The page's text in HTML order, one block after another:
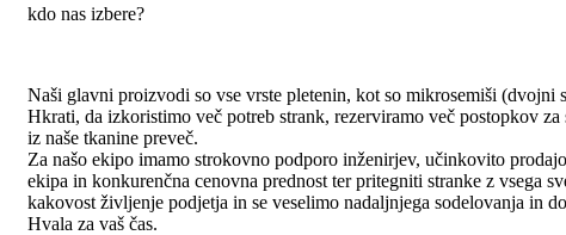
kdo nas izbere?
Naši glavni proizvodi so vse vrste pletenin, kot so mikrosemiši (dvojni
Hkrati, da izkoristimo več potreb strank, rezerviramo več postopkov
iz naše tkanine preveč.
Za našo ekipo imamo strokovno podporo inženirjev, učinkovito prodajo
ekipa in konkurenčna cenovna prednost ter pritegniti stranke z vsega
kakovost življenje podjetja in se veselimo nadaljnjega sodelovanja in
Hvala za vaš čas.